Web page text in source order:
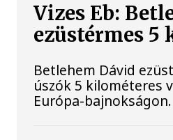
Vizes Eb:
ezüstérmes 5
Betlehem Dávid
úszók 5 kilométeres
Európa-bajnokságon.